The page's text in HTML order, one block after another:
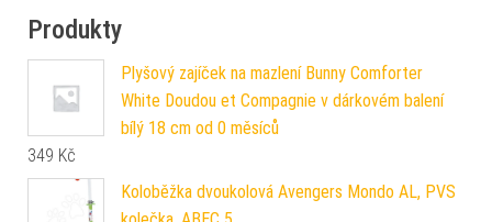
Produkty
Plyšový zajíček na mazlení Bunny Comforter
White Doudou et Compagnie v dárkovém balení
bílý 18 cm od 0 měsíců
349 Kč
Koloběžka dvoukolová Avengers Mondo AL, PVS